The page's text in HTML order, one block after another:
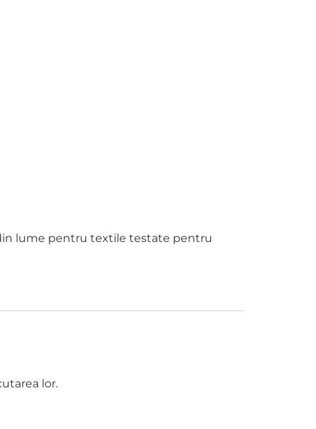
lume pentru textile testate pentru
lor.